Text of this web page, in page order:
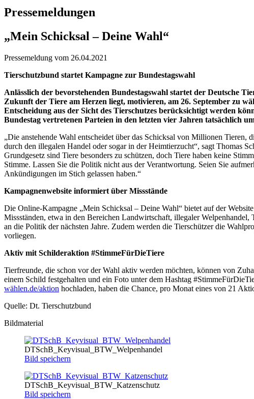
Pressemeldungen
„Mein Schicksal – Deine Wahl“
Pressemeldung vom 26.04.2021
Tierschutzbund startet Kampagne zur Bundestagswahl
Anlässlich der bevorstehenden Bundestagswahl startet der Deutsche
Zukunft der Tiere am Herzen liegt, motivieren, am 26. September zu
Entscheidung aus der Sicht des Tierschutzes berücksichtigt werden
Bundestag vertretenen Parteien in den letzten vier Jahren tatsächlich
„Die anstehende Wahl entscheidet über das Schicksal von Millionen Tieren,
durch den illegalen Handel oder sogar in der Heimtierzucht“, sagt Thomas
Grundgesetz sind Tiere besonders zu schützen, doch Tiere haben keine
Stimme. Lassen Sie die Politik nicht aus der Verantwortung. Seien Sie
Ankündigungen im Stich gelassen haben.“
Kampagnenwebsite informiert über Missstände
Die Online-Kampagne „Mein Schicksal – Deine Wahl“ bietet auf der Website
Missständen, etwa in den Bereichen Landwirtschaft, illegaler
an die Politik der nächsten Jahre. Zudem werden die Tierschützer die
vorliegen.
Aktiv mit Schilderaktion #StimmeFürDieTiere
Tierfreunde, die schon vor der Wahl aktiv werden möchten, können von
einem Schild festgehalten und ein Foto unter dem Hashtag
wählen.de/aktion hochladen, haben die Chance, pro Monat eines von 21
Quelle: Dt. Tierschutzbund
Bildmaterial
DTSchB_Keyvisual_BTW_Welpenhandel
Bild speichern
DTSchB_Keyvisual_BTW_Katzenschutz
Bild speichern